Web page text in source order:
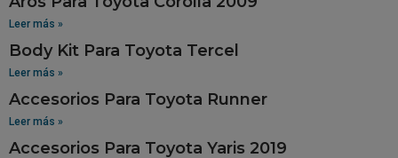
Leer más »
Body Kit Para Toyota Tercel
Leer más »
Accesorios Para Toyota Runner
Leer más »
Accesorios Para Toyota Yaris 2019